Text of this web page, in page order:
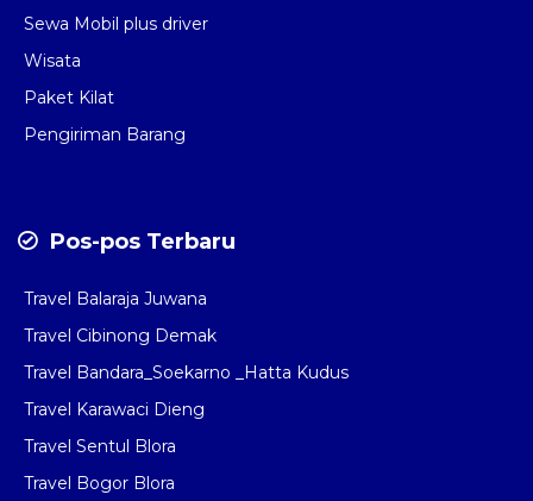
Sewa Mobil plus driver
Wisata
Paket Kilat
Pengiriman Barang
Pos-pos Terbaru
Travel Balaraja Juwana
Travel Cibinong Demak
Travel Bandara_Soekarno _Hatta Kudus
Travel Karawaci Dieng
Travel Sentul Blora
Travel Bogor Blora